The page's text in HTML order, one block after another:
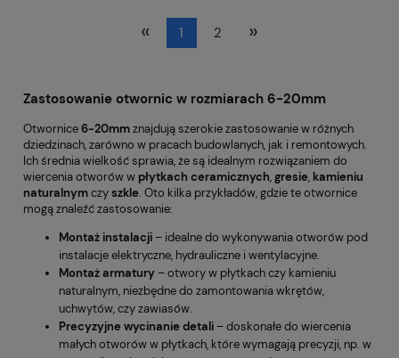
« 1 2 »
Zastosowanie otwornic w rozmiarach 6-20mm
Otwornice6-20mmznajdują szerokie zastosowanie w różnych
dziedzinach, zarówno w pracach budowlanych, jak i remontowych.
Ich średnia wielkość sprawia, że są idealnym rozwiązaniem do
wiercenia otworów w płytkach ceramicznych,gresie, kamieniu
naturalnymczyszkle. Oto kilka przykładów, gdzie te otwornice
mogą znaleźć zastosowanie:
Montaż instalacji– idealne do wykonywania otworów pod
instalacje elektryczne, hydrauliczne i wentylacyjne.
Montaż armatury– otwory w płytkach czy kamieniu
naturalnym, niezbędne do zamontowania wkrętów,
uchwytów, czy zawiasów.
Precyzyjne wycinanie detali– doskonałe do wiercenia
małych otworów w płytkach, które wymagają precyzji, np. w